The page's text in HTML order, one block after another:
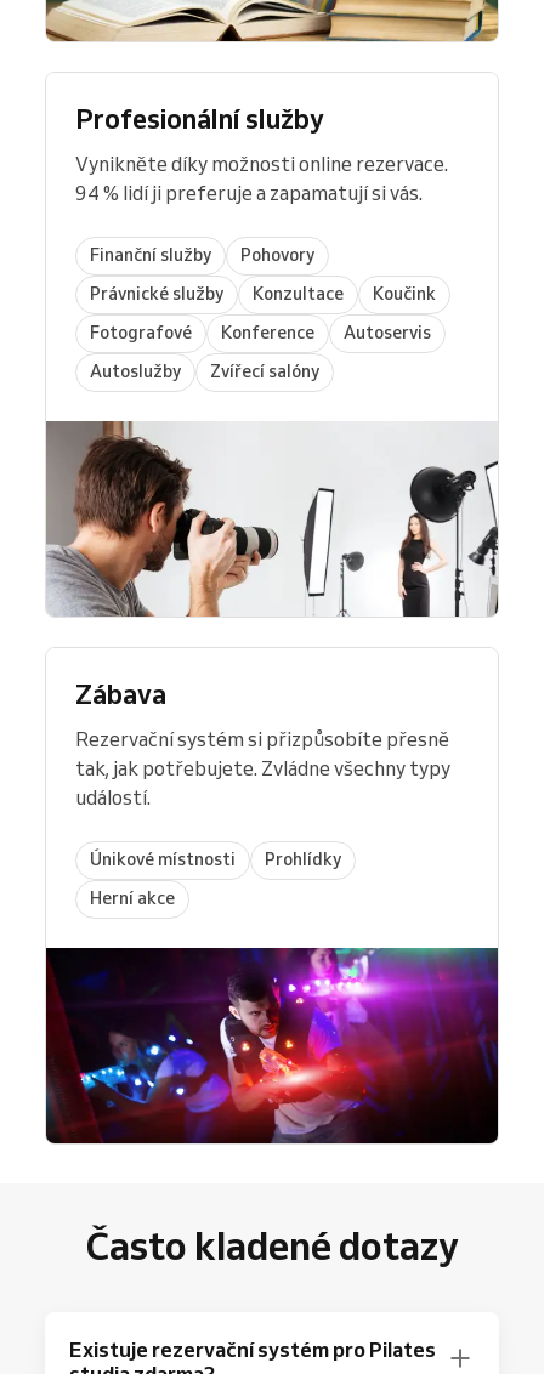
Profesionální služby
Vynikněte díky možnosti online rezervace.
94 % lidí ji preferuje a zapamatují si vás.
Finanční služby
Pohovory
Právnické služby
Konzultace
Koučink
Fotografové
Konference
Autoservis
Autoslužby
Zvířecí salóny
Zábava
Rezervační systém si přizpůsobíte přesně
tak, jak potřebujete. Zvládne všechny typy
událostí.
Únikové místnosti
Prohlídky
Herní akce
Často kladené dotazy
Existuje rezervační systém pro Pilates